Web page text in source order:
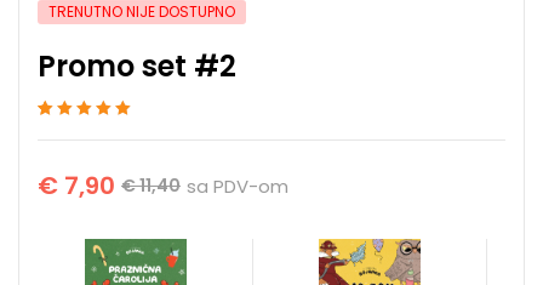
TRENUTNO NIJE DOSTUPNO
Promo set #2
ocene kupca €11,40
€ 7,90 sa PDV-om